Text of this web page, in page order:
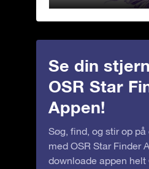
Se din
OSR Star
Appen!
Søg, find, og stir op
med OSR Star Finder
downloade appen helt